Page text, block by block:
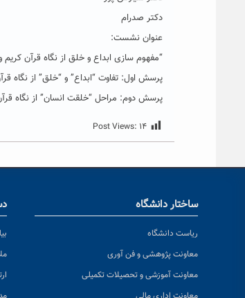
دکتر صدرام
عنوان نشست:
“مفهوم سازی ابداع و خلق از نگاه قرآن
پرسش اول: تفاوت “ابداع” و “خلق” از نگاه
پرسش دوم: مراحل “خلقت انسان” از نگاه
Post Views: ۱۴
ساختار دانشگاه
ریاست دانشگاه
معاونت پژوهشی و فن آوری
معاونت آموزشی و تحصیلات تکمیلی